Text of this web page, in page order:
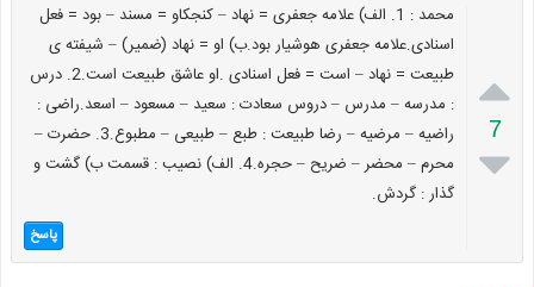

7

محمد : 1. الف) علامه جعفری = نهاد – کنجکاو = مسند – بود = فعل
اسنادی.علامه جعفری هوشیار بود.ب) او = نهاد (ضمیر) – شیفته ی
طبیعت = نهاد – است = فعل اسنادی .او عاشق طبیعت است.2. درس
: مدرسه – مدرس – دروس سعادت : سعید – مسعود – اسعد.راضی :
راضیه – مرضیه – رضا طبیعت : طبع – طبیعی – مطبوع.3. حضرت –
محرم – محضر – ضریح – حجره.4. الف) نصیب : قسمت ب) گشت و
گذار : گردش.
پاسخ